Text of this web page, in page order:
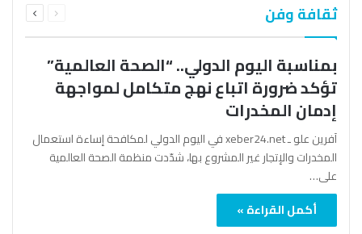
ثقافة وفن الصفحةالصفحة
بمناسبة اليوم الدولي.. “الصحة العالمية”
تؤكد ضرورة اتباع نهج متكامل لمواجهة
إدمان المخدرات
آفرين علو ـ xeber24.net في اليوم الدولي لمكافحة إساءة استعمال
المخدرات والإتجار غير المشروع بها، شدّدت منظمة الصحة العالمية
على…
أكمل القراءة »